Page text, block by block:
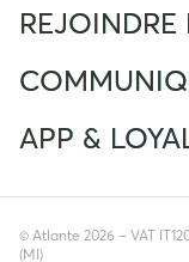
(+33) 183750725
REJOINDRE
APP &
© Atlante 2026 – VAT
(MI)